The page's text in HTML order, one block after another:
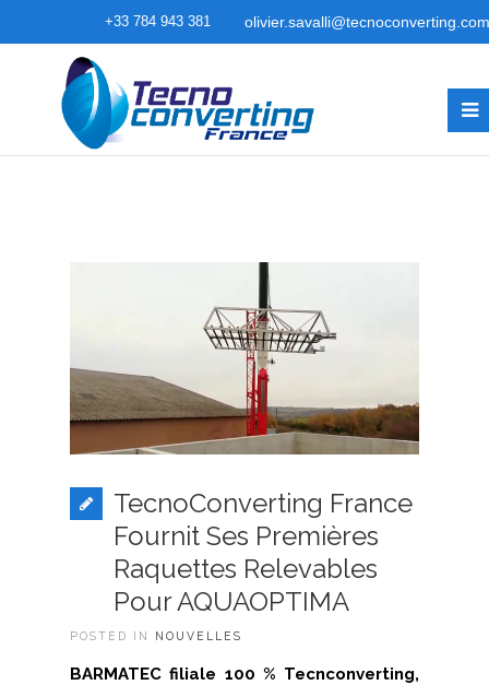
+33 784 943 381 olivier.savalli@tecnoconverting.com
TecnoConverting France
Fournit Ses Premières
Raquettes Relevables
Pour AQUAOPTIMA
POSTED IN NOUVELLES
BARMATEC filiale 100 % Tecnconverting,